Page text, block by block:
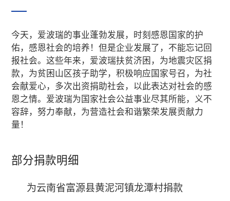
今天，爱波瑞的事业蓬勃发展，时刻感恩国家的护
佑，感恩社会的培养！但是企业发展了，不能忘记回
报社会。这些年来，爱波瑞扶贫济困，为地震灾区捐
款，为贫困山区孩子助学，积极响应国家号召，为社
会献爱心，多次出资捐助社会，以此表达对社会的感
恩之情。爱波瑞为国家社会公益事业尽其所能，义不
容辞，努力奉献，为营造社会和谐繁荣发展贡献力
量！
部分捐款明细
为云南省富源县黄泥河镇龙潭村捐款